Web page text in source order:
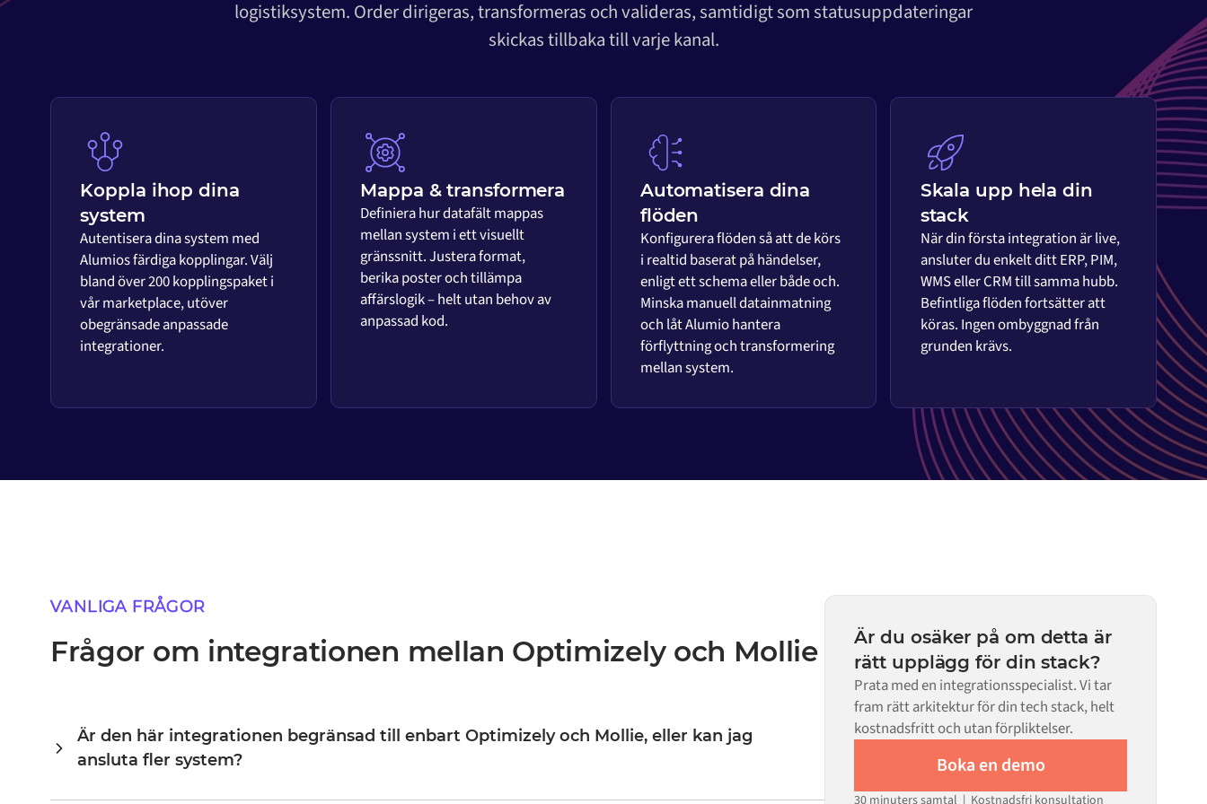
logistiksystem. Order dirigeras, transformeras och valideras, samtidigt som statusuppdateringar
skickas tillbaka till varje kanal.
Koppla ihop dina
system
Autentisera dina system med
Alumios färdiga kopplingar. Välj
bland över 200 kopplingspaket i
vår marketplace, utöver
obegränsade anpassade
integrationer.
Mappa & transformera
Definiera hur datafält mappas
mellan system i ett visuellt
gränssnitt. Justera format,
berika poster och tillämpa
affärslogik – helt utan behov av
anpassad kod.
Automatisera dina
flöden
Konfigurera flöden så att de körs
i realtid baserat på händelser,
enligt ett schema eller både och.
Minska manuell datainmatning
och låt Alumio hantera
förflyttning och transformering
mellan system.
Skala upp hela din
stack
När din första integration är live,
ansluter du enkelt ditt ERP, PIM,
WMS eller CRM till samma hubb.
Befintliga flöden fortsätter att
köras. Ingen ombyggnad från
grunden krävs.
VANLIGA FRÅGOR
Frågor om integrationen mellan Optimizely och Mollie
Är den här integrationen begränsad till enbart Optimizely och Mollie, eller kan jag
ansluta fler system?
Är du osäker på om detta är
rätt upplägg för din stack?
Prata med en integrationsspecialist. Vi tar
fram rätt arkitektur för din tech stack, helt
kostnadsfritt och utan förpliktelser.
Boka en demo